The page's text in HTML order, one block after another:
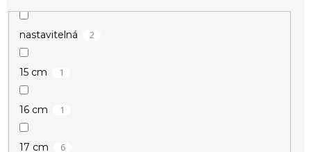
nastavitelná 2
15 cm 1
16 cm 1
17 cm 6